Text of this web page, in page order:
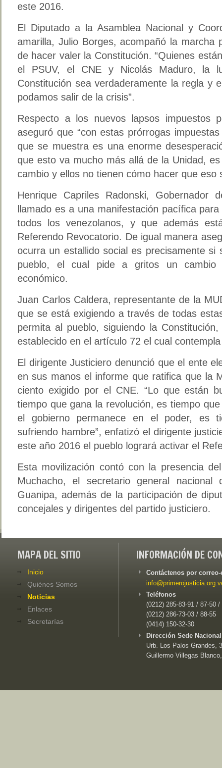
este 2016.
El Diputado a la Asamblea Nacional y
amarilla, Julio Borges, acompañó la marcha
de hacer valer la Constitución. “Quienes
el PSUV, el CNE y Nicolás Maduro, la
Constitución sea verdaderamente la regla y
podamos salir de la crisis”.
Respecto a los nuevos lapsos impuestos
aseguró que “con estas prórrogas
que se muestra es una enorme
que esto va mucho más allá de la Unidad,
cambio y ellos no tienen cómo hacer que eso
Henrique Capriles Radonski, Gobernador
llamado es a una manifestación pacífica
todos los venezolanos, y que además
Referendo Revocatorio. De igual manera
ocurra un estallido social es precisamente si
pueblo, el cual pide a gritos un
económico.
Juan Carlos Caldera, representante de la
que se está exigiendo a través de todas
permita al pueblo, siguiendo la
establecido en el artículo 72 el cual
El dirigente Justiciero denunció que el ente
en sus manos el informe que ratifica que la
ciento exigido por el CNE. “Lo que están
tiempo que gana la revolución, es tiempo
el gobierno permanece en el poder, es
sufriendo hambre”, enfatizó el dirigente
este año 2016 el pueblo logrará activar el
Esta movilización contó con la presencia
Muchacho, el secretario general nacional
Guanipa, además de la participación de
concejales y dirigentes del partido justiciero.
MAPA DEL SITIO
Inicio
Quiénes Somos
Noticias
Enlaces
Secretarías
INFORMACIÓN DE
Contáctenos por
Teléfonos
(0212) 285-83-91 / 87-50 /
(0212) 286-73-03 / 88-55
(0414) 150-32-30
Dirección Sede
Urb. Los Palos Grandes,
Guillermo Villegas